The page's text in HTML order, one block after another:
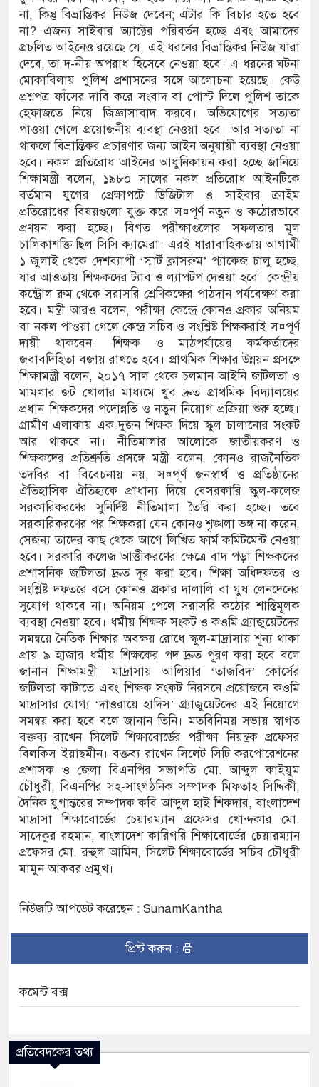
না, কিন্তু বিভ্রান্তিকর নিউজ দেবেন; এটার কি বিচার হতে হবে
না? এজন্য সাইবার অ্যাক্টের পরিবর্তন হচ্ছে এবং আমাদের
প্রচলিত আইনেও রয়েছে যে, এই ধরনের বিভ্রান্তিকর নিউজ যারা
দেবে, তা দ-নীয় অপরাধ হিসেবে নেওয়া হবে। এ ধরনের ঘটনা
মোকাবিলায় পুলিশ প্রশাসনের সঙ্গে আলোচনা হয়েছে। কেউ
প্রশ্নপত্র ফাঁসের দাবি করে সংবাদ বা পোস্ট দিলে পুলিশ তাকে
হেফাজতে নিয়ে জিজ্ঞাসাবাদ করবে। অভিযোগের সত্যতা
পাওয়া গেলে প্রয়োজনীয় ব্যবস্থা নেওয়া হবে। আর সত্যতা না
থাকলে বিভ্রান্তিকর প্রচারণার জন্য আইন অনুযায়ী ব্যবস্থা নেওয়া
হবে। নকল প্রতিরোধ আইনের আধুনিকায়ন করা হচ্ছে জানিয়ে
শিক্ষামন্ত্রী বলেন, ১৯৮০ সালের নকল প্রতিরোধ আইনটিকে
বর্তমান যুগের প্রেক্ষাপটে ডিজিটাল ও সাইবার ক্রাইম
প্রতিরোধের বিষয়গুলো যুক্ত করে স¤পূর্ণ নতুন ও কঠোরভাবে
প্রণয়ন করা হচ্ছে। বিগত পরীক্ষাগুলোর সফলতার মূল
চালিকাশক্তি ছিল সিসি ক্যামেরা। এরই ধারাবাহিকতায় আগামী
১ জুলাই থেকে দেশব্যাপী ‘স্মার্ট ক্লাসরুম’ প্যাকেজ চালু হচ্ছে,
যার আওতায় শিক্ষকদের ট্যাব ও ল্যাপটপ দেওয়া হবে। কেন্দ্রীয়
কন্ট্রোল রুম থেকে সরাসরি শ্রেণিকক্ষের পাঠদান পর্যবেক্ষণ করা
হবে। মন্ত্রী আরও বলেন, পরীক্ষা কেন্দ্রে কোনও প্রকার অনিয়ম
বা নকল পাওয়া গেলে কেন্দ্র সচিব ও সংশ্লিষ্ট শিক্ষকরাই স¤পূর্ণ
দায়ী থাকবেন। শিক্ষক ও মাঠপর্যায়ের কর্মকর্তাদের
জবাবদিহিতা বজায় রাখতে হবে। প্রাথমিক শিক্ষার উন্নয়ন প্রসঙ্গে
শিক্ষামন্ত্রী বলেন, ২০১৭ সাল থেকে চলমান আইনি জটিলতা ও
মামলার জট খোলার মাধ্যমে খুব দ্রুত প্রাথমিক বিদ্যালয়ের
প্রধান শিক্ষকদের পদোন্নতি ও নতুন নিয়োগ প্রক্রিয়া শুরু হচ্ছে।
গ্রামীণ এলাকায় এক-দুজন শিক্ষক দিয়ে স্কুল চালানোর সংকট
আর থাকবে না। নীতিমালার আলোকে জাতীয়করণ ও
শিক্ষকদের প্রতিশ্রুতি প্রসঙ্গে মন্ত্রী বলেন, কোনও রাজনৈতিক
তদবির বা বিবেচনায় নয়, স¤পূর্ণ জনস্বার্থ ও প্রতিষ্ঠানের
ঐতিহাসিক ঐতিহ্যকে প্রাধান্য দিয়ে বেসরকারি স্কুল-কলেজ
সরকারিকরণের সুনির্দিষ্ট নীতিমালা তৈরি করা হচ্ছে। তবে
সরকারিকরণের পর শিক্ষকরা যেন কোনও শৃঙ্খলা ভঙ্গ না করেন,
সেজন্য তাদের কাছ থেকে আগে লিখিত ফার্ম কমিটমেন্ট নেওয়া
হবে। সরকারি কলেজ আত্তীকরণের ক্ষেত্রে বাদ পড়া শিক্ষকদের
প্রশাসনিক জটিলতা দ্রুত দূর করা হবে। শিক্ষা অধিদফতর ও
সংশ্লিষ্ট দফতরে বসে কোনও প্রকার দালালি বা ঘুষ লেনদেনের
সুযোগ থাকবে না। অনিয়ম পেলে সরাসরি কঠোর শাস্তিমূলক
ব্যবস্থা নেওয়া হবে। ধর্মীয় শিক্ষক সংকট ও কওমি গ্র্যাজুয়েটদের
সমন্বয়ে নৈতিক শিক্ষার অবক্ষয় রোধে স্কুল-মাদ্রাসায় শূন্য থাকা
প্রায় ৯ হাজার ধর্মীয় শিক্ষকের পদ দ্রুত পূরণ করা হবে বলে
জানান শিক্ষামন্ত্রী। মাদ্রাসায় আলিয়ার ‘তাজবিদ’ কোর্সের
জটিলতা কাটাতে এবং শিক্ষক সংকট নিরসনে প্রয়োজনে কওমি
মাদ্রাসার যোগ্য ‘দাওরায়ে হাদিস’ গ্র্যাজুয়েটদের এই নিয়োগে
সমন্বয় করা হবে বলে জানান তিনি। মতবিনিময় সভায় স্বাগত
বক্তব্য রাখেন সিলেট শিক্ষাবোর্ডের পরীক্ষা নিয়ন্ত্রক প্রফেসর
বিলকিস ইয়াছমীন। বক্তব্য রাখেন সিলেট সিটি করপোরেশনের
প্রশাসক ও জেলা বিএনপির সভাপতি মো. আব্দুল কাইয়ুম
চৌধুরী, বিএনপির সহ-সাংগঠনিক সম্পাদক মিফতাহ সিদ্দিকী,
দৈনিক যুগান্তরের সম্পাদক কবি আব্দুল হাই শিকদার, বাংলাদেশ
মাদ্রাসা শিক্ষাবোর্ডের চেয়ারম্যান প্রফেসর খোন্দকার মো.
সাদেকুর রহমান, বাংলাদেশ কারিগরি শিক্ষাবোর্ডের চেয়ারম্যান
প্রফেসর মো. রুহুল আমিন, সিলেট শিক্ষাবোর্ডের সচিব চৌধুরী
মামুন আকবর প্রমুখ।
নিউজটি আপডেট করেছেন : SunamKantha
প্রিন্ট করুন :
কমেন্ট বক্স
প্রতিবেদকের তথ্য